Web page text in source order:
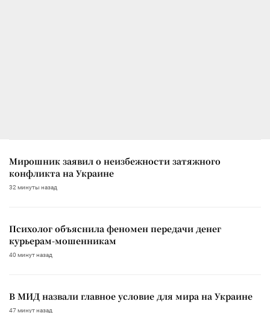
Мирошник заявил о неизбежности затяжного
конфликта на Украине
32 минуты назад
Психолог объяснила феномен передачи денег
курьерам-мошенникам
40 минут назад
В МИД назвали главное условие для мира на Украине
47 минут назад